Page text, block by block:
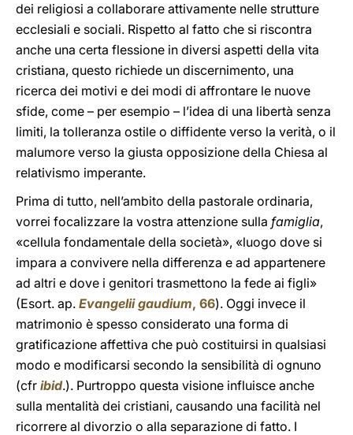
dei religiosi a collaborare attivamente nelle strutture
ecclesiali e sociali. Rispetto al fatto che si riscontra
anche una certa flessione in diversi aspetti della vita
cristiana, questo richiede un discernimento, una
ricerca dei motivi e dei modi di affrontare le nuove
sfide, come – per esempio – l’idea di una libertà senza
limiti, la tolleranza ostile o diffidente verso la verità, o il
malumore verso la giusta opposizione della Chiesa al
relativismo imperante.
Prima di tutto, nell’ambito della pastorale ordinaria,
vorrei focalizzare la vostra attenzione sulla famiglia,
«cellula fondamentale della società», «luogo dove si
impara a convivere nella differenza e ad appartenere
ad altri e dove i genitori trasmettono la fede ai figli»
(Esort. ap. Evangelii gaudium, 66). Oggi invece il
matrimonio è spesso considerato una forma di
gratificazione affettiva che può costituirsi in qualsiasi
modo e modificarsi secondo la sensibilità di ognuno
(cfr ibid.). Purtroppo questa visione influisce anche
sulla mentalità dei cristiani, causando una facilità nel
ricorrere al divorzio o alla separazione di fatto. I